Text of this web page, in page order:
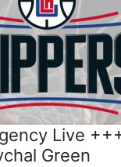
Live
Green